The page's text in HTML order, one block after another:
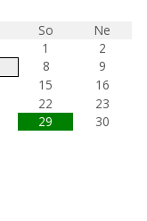
So
Ne
1
2
8
9
15
16
22
23
29
30